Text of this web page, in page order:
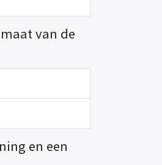
van de
en een